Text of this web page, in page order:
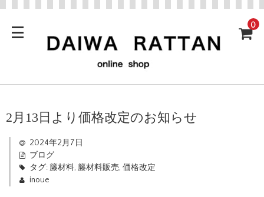
0
2月13日より価格改定のお知らせ
2024年2月7日
ブログ
タグ:籐材料, 籐材料販売, 価格改定
inoue